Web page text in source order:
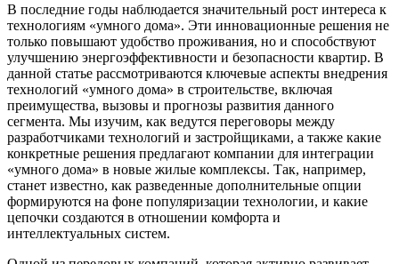
В последние годы наблюдается значительный рост интереса к
технологиям «умного дома». Эти инновационные решения не
только повышают удобство проживания, но и способствуют
улучшению энергоэффективности и безопасности квартир. В
данной статье рассмотриваются ключевые аспекты внедрения
технологий «умного дома» в строительстве, включая
преимущества, вызовы и прогнозы развития данного
сегмента. Мы изучим, как ведутся переговоры между
разработчиками технологий и застройщиками, а также какие
конкретные решения предлагают компании для интеграции
«умного дома» в новые жилые комплексы. Так, например,
станет известно, как разведенные дополнительные опции
формируются на фоне популяризации технологии, и какие
цепочки создаются в отношении комфорта и
интеллектуальных систем.